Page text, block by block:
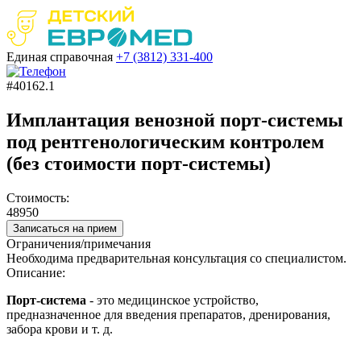
Единая справочная +7 (3812) 331-400
#40162.1
Имплантация венозной порт-системы
под рентгенологическим контролем
(без стоимости порт-системы)
Стоимость:
48950
Записаться на прием
Ограничения/примечания
Необходима предварительная консультация со специалистом.
Описание:
Порт-система - это медицинское устройство,
предназначенное для введения препаратов, дренирования,
забора крови и т. д.